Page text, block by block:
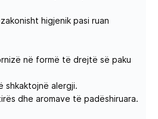
higjenik pasi ruan
në formë të drejtë së paku
shkaktojnë alergji.
dhe aromave të padëshiruara.